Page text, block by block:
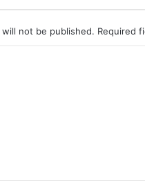
not be published. Required